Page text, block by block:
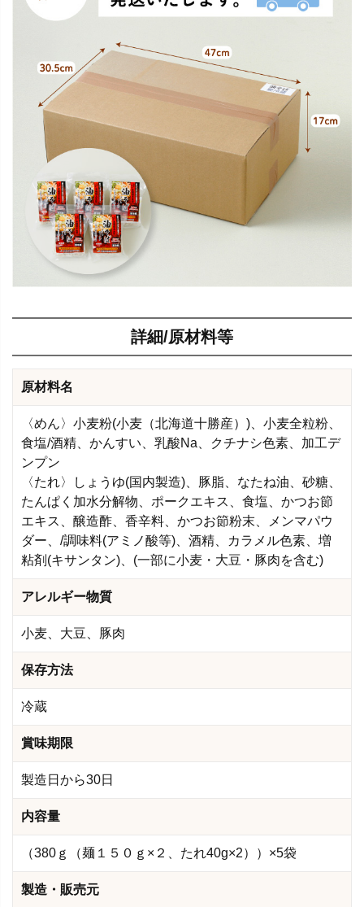
詳細/原材料等
原材料名
〈めん〉小麦粉(小麦（北海道十勝産）)、小麦全粒粉、
食塩/酒精、かんすい、乳酸Na、クチナシ色素、加工デ
ンプン
〈たれ〉しょうゆ(国内製造)、豚脂、なたね油、砂糖、
たんぱく加水分解物、ポークエキス、食塩、かつお節
エキス、醸造酢、香辛料、かつお節粉末、メンマパウ
ダー、/調味料(アミノ酸等)、酒精、カラメル色素、増
粘剤(キサンタン)、(一部に小麦・大豆・豚肉を含む)
アレルギー物質
小麦、大豆、豚肉
保存方法
冷蔵
賞味期限
製造日から30日
内容量
（380ｇ（麺１５０ｇ×２、たれ40g×2））×5袋
製造・販売元